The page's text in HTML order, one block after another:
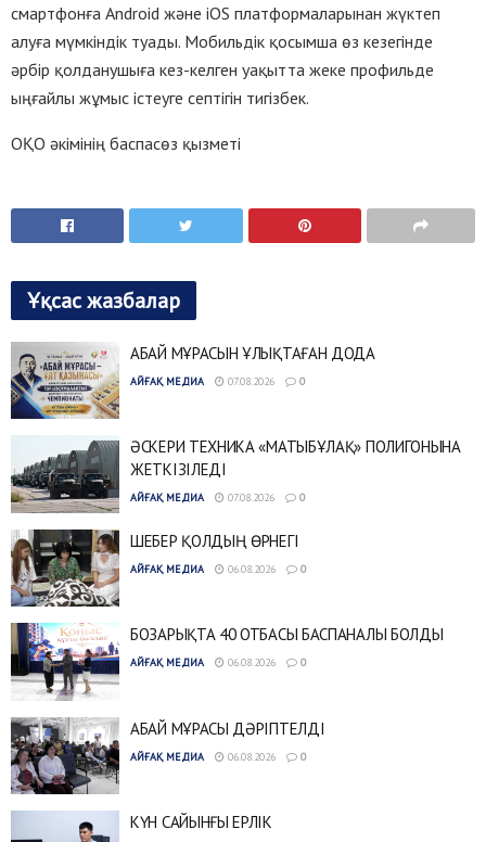
смартфонға Android және iOS платформаларынан жүктеп
алуға мүмкіндік туады. Мобильдік қосымша өз кезегінде
әрбір қолданушыға кез-келген уақытта жеке профильде
ыңғайлы жұмыс істеуге септігін тигізбек.
ОҚО әкімінің баспасөз қызметі
Ұқсас жазбалар
АБАЙ МҰРАСЫН ҰЛЫҚТАҒАН ДОДА
АЙҒАҚ МЕДИА 07.08.2026 0
ӘСКЕРИ ТЕХНИКА «МАТЫБҰЛАҚ» ПОЛИГОНЫНА
ЖЕТКІЗІЛЕДІ
АЙҒАҚ МЕДИА 07.08.2026 0
ШЕБЕР ҚОЛДЫҢ ӨРНЕГІ
АЙҒАҚ МЕДИА 06.08.2026 0
БОЗАРЫҚТА 40 ОТБАСЫ БАСПАНАЛЫ БОЛДЫ
АЙҒАҚ МЕДИА 06.08.2026 0
АБАЙ МҰРАСЫ ДӘРІПТЕЛДІ
АЙҒАҚ МЕДИА 06.08.2026 0
КҮН САЙЫНҒЫ ЕРЛІК